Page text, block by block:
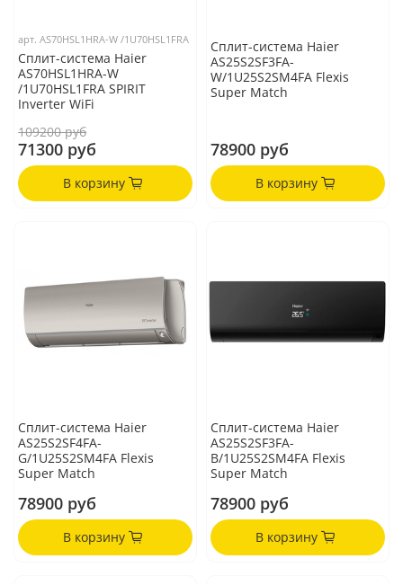
арт.AS70HSL1HRA-W /1U70HSL1FRA
Сплит-система Haier
AS70HSL1HRA-W
/1U70HSL1FRA SPIRIT
Inverter WiFi
109200 руб
71300 руб
В корзину
Сплит-система Haier
AS25S2SF3FA-
W/1U25S2SM4FA Flexis
Super Match
78900 руб
В корзину
Сплит-система Haier
AS25S2SF4FA-
G/1U25S2SM4FA Flexis
Super Match
78900 руб
В корзину
Сплит-система Haier
AS25S2SF3FA-
B/1U25S2SM4FA Flexis
Super Match
78900 руб
В корзину